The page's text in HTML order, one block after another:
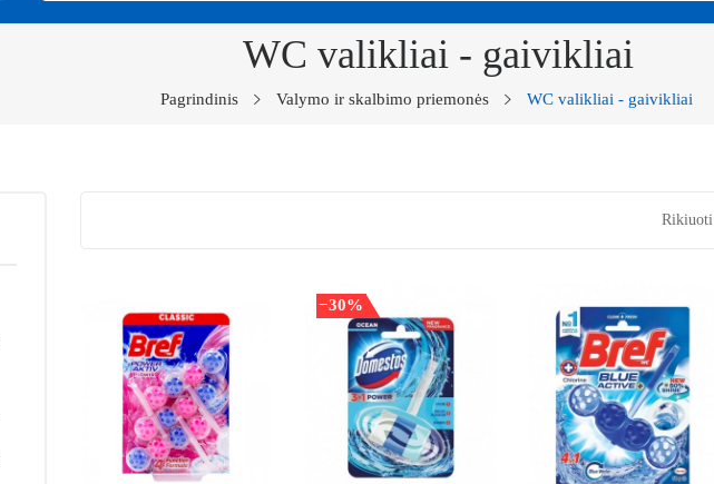
WC valikliai - gaivikliai
Pagrindinis Valymo ir skalbimo priemonės WC valikliai - gaivikliai
Rikiuoti
−30%